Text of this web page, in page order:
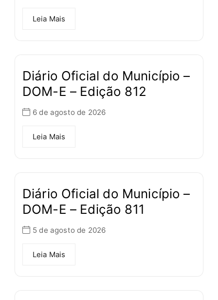
Leia Mais
Diário Oficial do Município –
DOM-E – Edição 812
6 de agosto de 2026
Leia Mais
Diário Oficial do Município –
DOM-E – Edição 811
5 de agosto de 2026
Leia Mais